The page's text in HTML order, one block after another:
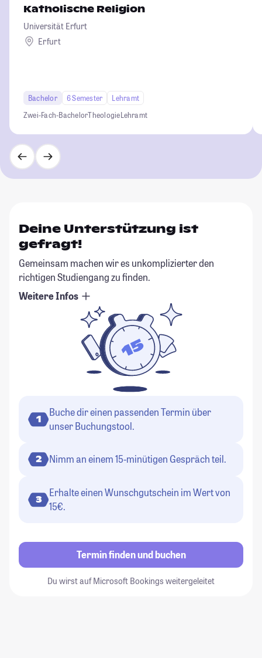
Katholische Religion
Universität Erfurt
Erfurt
Bachelor 6 Semester
Lehramt
Zwei-Fach-BachelorTheologieLehramt
Deine Unterstützung ist
gefragt!
Gemeinsam machen wir es unkomplizierter den
richtigen Studiengang zu finden.
Weitere Infos
1
Buche dir einen passenden Termin über
unser Buchungstool.
2 Nimm an einem 15-minütigen Gespräch teil.
3
Erhalte einen Wunschgutschein im Wert von
15€.
Termin finden und buchen
Du wirst auf Microsoft Bookings weitergeleitet